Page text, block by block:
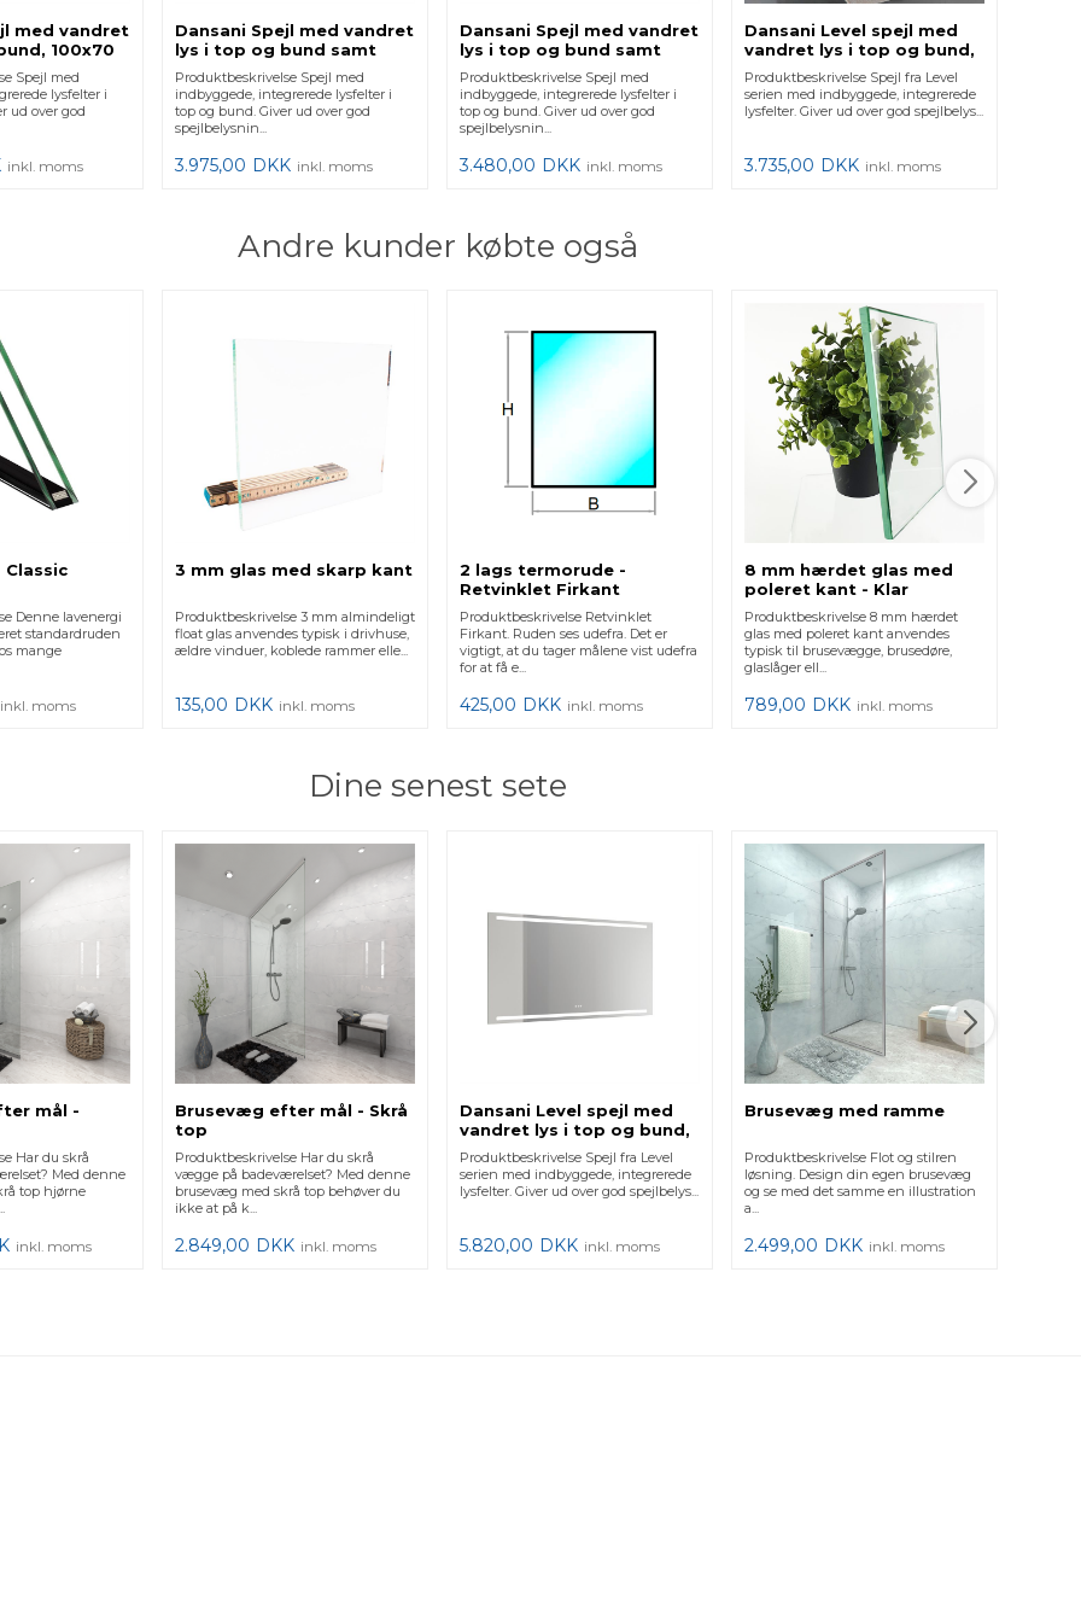
med vandret
100x70
Spejl med
lysfelter i
ud over god
inkl. moms
Dansani Spejl med vandret
lys i top og bund samt
sensor, 120x70 cm
Produktbeskrivelse Spejl med
indbyggede, integrerede lysfelter i
top og bund. Giver ud over god
spejlbelysnin...
3.975,00 DKK inkl. moms
Dansani Spejl med vandret
lys i top og bund samt
sensor, 100x70 cm
Produktbeskrivelse Spejl med
indbyggede, integrerede lysfelter i
top og bund. Giver ud over god
spejlbelysnin...
3.480,00 DKK inkl. moms
Dansani Level spejl med
vandret lys i top og bund,
80x80 cm
Produktbeskrivelse Spejl fra Level
serien med indbyggede, integrerede
lysfelter. Giver ud over god spejlbelys...
3.735,00 DKK inkl. moms
Andre kunder købte også
Classic
Denne lavenergi
standardruden
mange
inkl. moms
3 mm glas med skarp kant
Produktbeskrivelse 3 mm almindeligt
float glas anvendes typisk i drivhuse,
ældre vinduer, koblede rammer elle...
135,00 DKK inkl. moms
2 lags termorude -
Retvinklet Firkant
Produktbeskrivelse Retvinklet
Firkant. Ruden ses udefra. Det er
vigtigt, at du tager målene vist udefra
for at få e...
425,00 DKK inkl. moms
8 mm hærdet glas med
poleret kant - Klar
Produktbeskrivelse 8 mm hærdet
glas med poleret kant anvendes
typisk til brusevægge, brusedøre,
glaslåger ell...
789,00 DKK inkl. moms
Dine senest sete
mål -
Har du skrå
Med denne
top hjørne
inkl. moms
Brusevæg efter mål - Skrå
top
Produktbeskrivelse Har du skrå
vægge på badeværelset? Med denne
brusevæg med skrå top behøver du
ikke at på k...
2.849,00 DKK inkl. moms
Dansani Level spejl med
vandret lys i top og bund,
80x160 cm
Produktbeskrivelse Spejl fra Level
serien med indbyggede, integrerede
lysfelter. Giver ud over god spejlbelys...
5.820,00 DKK inkl. moms
Brusevæg med ramme
Produktbeskrivelse Flot og stilren
løsning. Design din egen brusevæg
og se med det samme en illustration
a...
2.499,00 DKK inkl. moms